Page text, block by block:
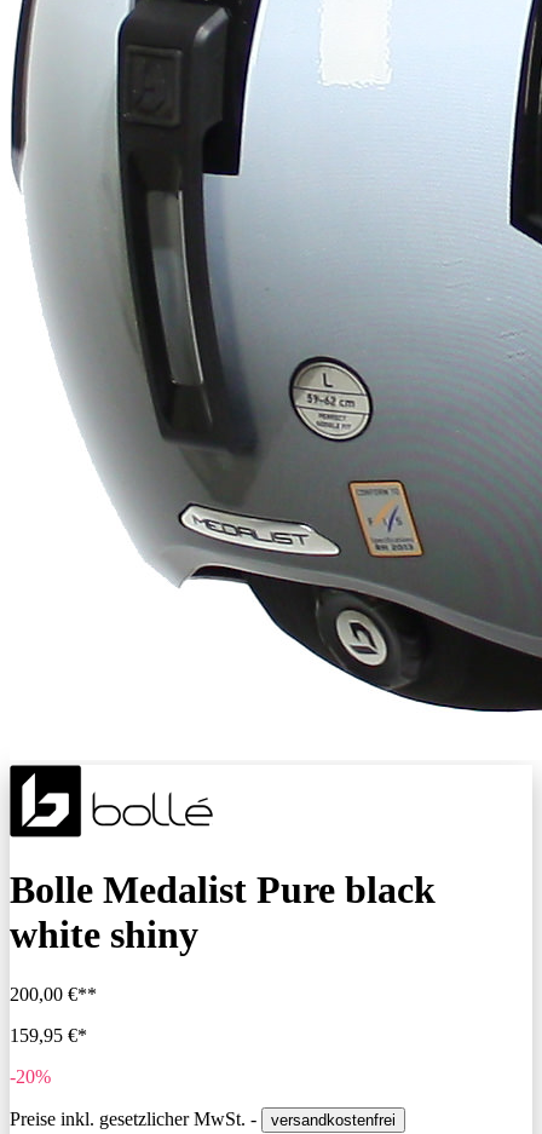
Bolle Medalist Pure black
white shiny
200,00 €**
159,95 €*
-20%
Preise inkl. gesetzlicher MwSt. - versandkostenfrei